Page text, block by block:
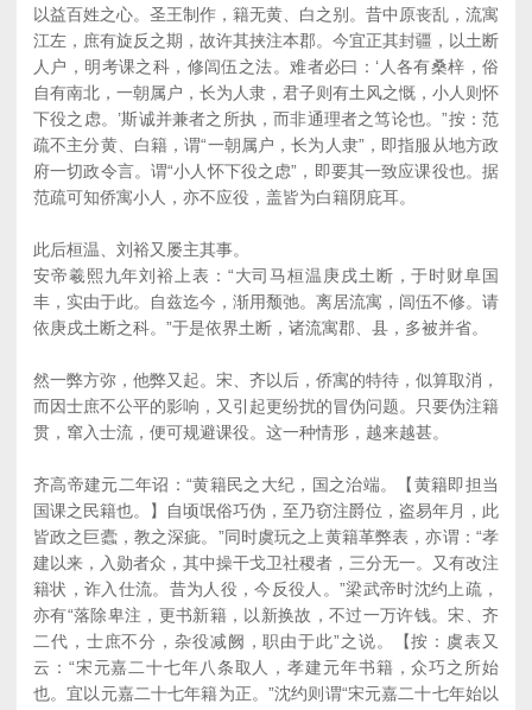
以益百姓之心。圣王制作，籍无黄、白之别。昔中原丧乱，流寓
江左，庶有旋反之期，故许其挟注本郡。今宜正其封疆，以土断
人户，明考课之科，修闾伍之法。难者必曰：‘人各有桑梓，俗
自有南北，一朝属户，长为人隶，君子则有土风之慨，小人则怀
下役之虑。’斯诚并兼者之所执，而非通理者之笃论也。”按：范
疏不主分黄、白籍，谓“一朝属户，长为人隶”，即指服从地方政
府一切政令言。谓“小人怀下役之虑”，即要其一致应课役也。据
范疏可知侨寓小人，亦不应役，盖皆为白籍阴庇耳。
此后桓温、刘裕又屡主其事。
安帝羲熙九年刘裕上表：“大司马桓温庚戌土断，于时财阜国
丰，实由于此。自兹迄今，渐用颓弛。离居流寓，闾伍不修。请
依庚戌土断之科。”于是依界土断，诸流寓郡、县，多被并省。
然一弊方弥，他弊又起。宋、齐以后，侨寓的特待，似算取消，
而因士庶不公平的影响，又引起更纷扰的冒伪问题。只要伪注籍
贯，窜入士流，便可规避课役。这一种情形，越来越甚。
齐高帝建元二年诏：“黄籍民之大纪，国之治端。【黄籍即担当
国课之民籍也。】自顷氓俗巧伪，至乃窃注爵位，盗易年月，此
皆政之巨蠹，教之深疵。”同时虞玩之上黄籍革弊表，亦谓：“孝
建以来，入勋者众，其中操干戈卫社稷者，三分无一。又有改注
籍状，诈入仕流。昔为人役，今反役人。”梁武帝时沈约上疏，
亦有“落除卑注，更书新籍，以新换故，不过一万许钱。宋、齐
二代，士庶不分，杂役减阙，职由于此”之说。【按：虞表又
云：“宋元嘉二十七年八条取人，孝建元年书籍，众巧之所始
也。宜以元嘉二十七年籍为正。”沈约则谓“宋元嘉二十七年始以